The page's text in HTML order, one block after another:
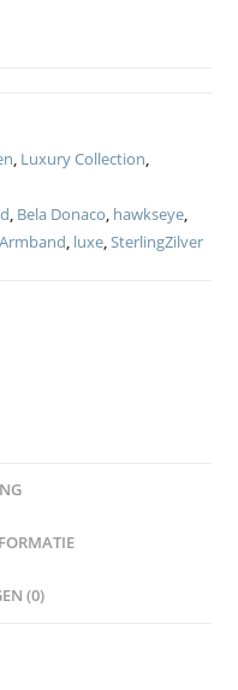
Luxury Collection
Bela Donaco hawkseye
luxe SterlingZilver
(0)